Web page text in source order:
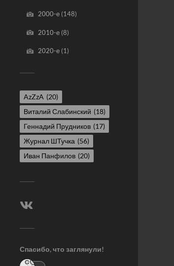
2000-е(148)
2010-е(8)
2020-е(1)
AzZzA (20)
Виталий Слабинский (18)
Геннадий Прудников (17)
Журнал ШТучка (56)
Иван Панфилов (20)
Спасибо, что заглянули!